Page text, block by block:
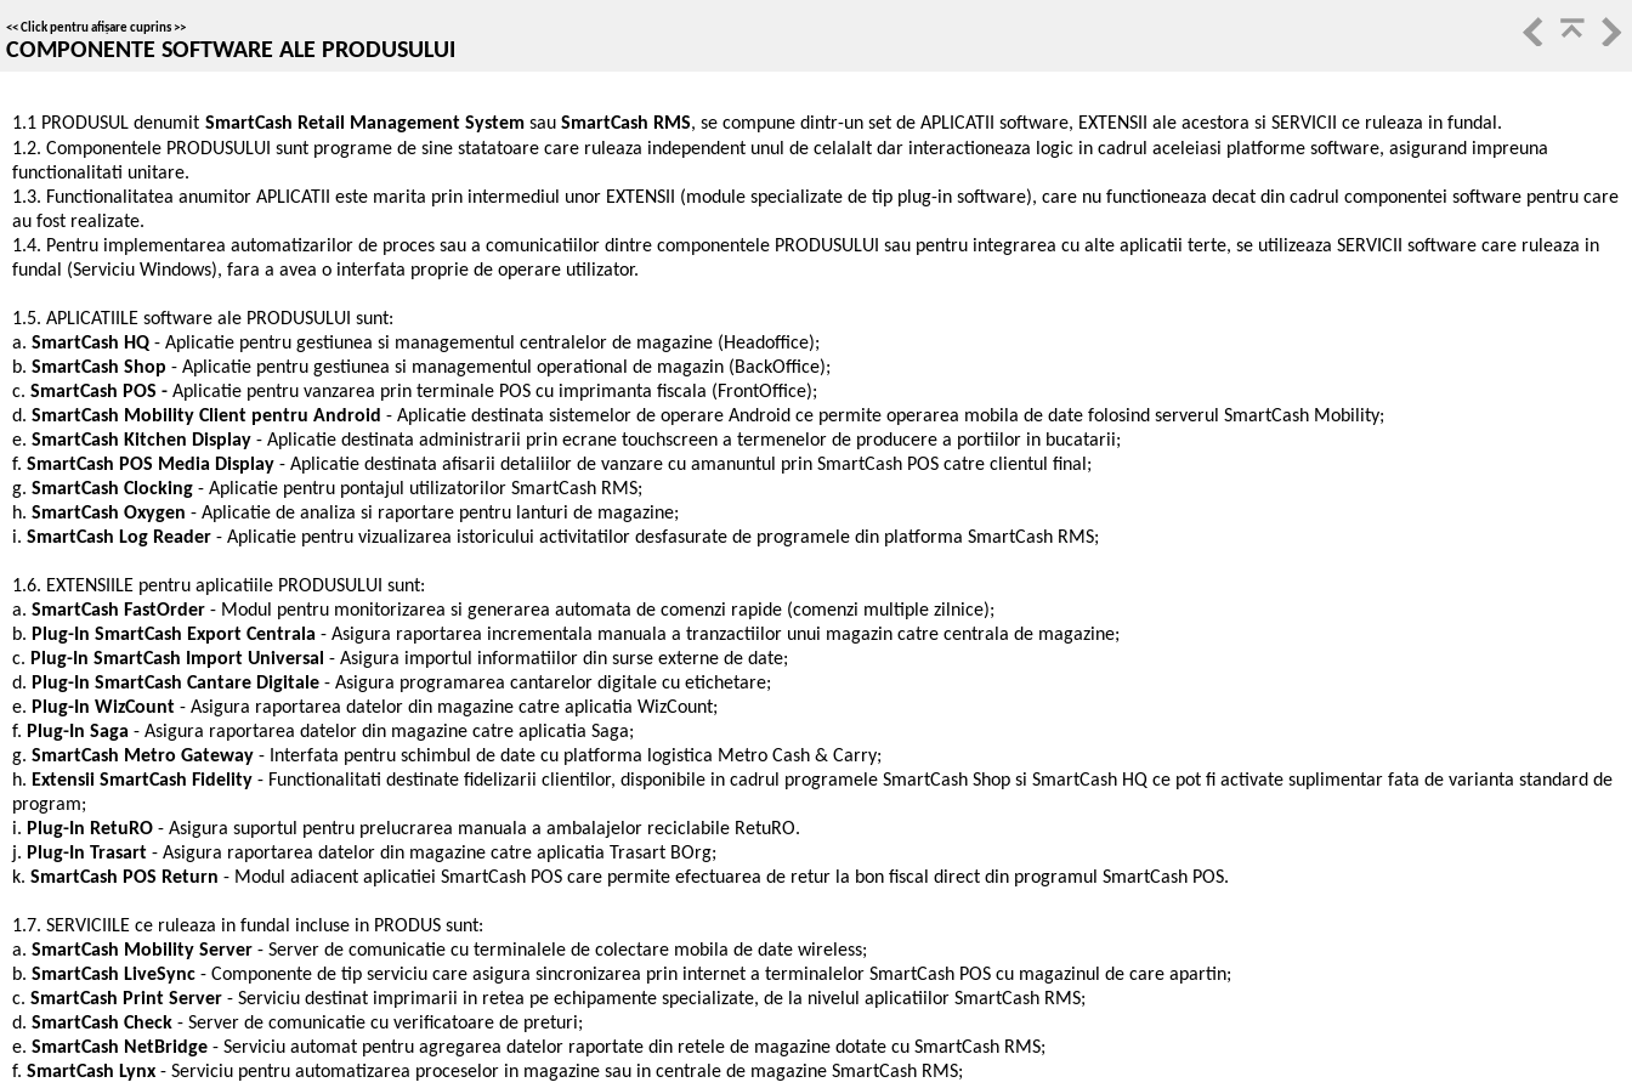
<<Click pentru afișare cuprins >>
COMPONENTE SOFTWARE ALE PRODUSULUI
1.1 PRODUSUL denumit SmartCash Retail Management System sau SmartCash RMS, se compune dintr-un set de APLICATII software, EXTENSII ale acestora si SERVICII ce ruleaza in fundal.
1.2. Componentele PRODUSULUI sunt programe de sine statatoare care ruleaza independent unul de celalalt dar interactioneaza logic in cadrul aceleiasi platforme software, asigurand impreuna
functionalitati unitare.
1.3. Functionalitatea anumitor APLICATII este marita prin intermediul unor EXTENSII (module specializate de tip plug-in software), care nu functioneaza decat din cadrul componentei software pentru care
au fost realizate.
1.4. Pentru implementarea automatizarilor de proces sau a comunicatiilor dintre componentele PRODUSULUI sau pentru integrarea cu alte aplicatii terte, se utilizeaza SERVICII software care ruleaza in
fundal (Serviciu Windows), fara a avea o interfata proprie de operare utilizator.
1.5. APLICATIILE software ale PRODUSULUI sunt:
a. SmartCash HQ - Aplicatie pentru gestiunea si managementul centralelor de magazine (Headoffice);
b. SmartCash Shop - Aplicatie pentru gestiunea si managementul operational de magazin (BackOffice);
c. SmartCash POS - Aplicatie pentru vanzarea prin terminale POS cu imprimanta fiscala (FrontOffice);
d. SmartCash Mobility Client pentru Android - Aplicatie destinata sistemelor de operare Android ce permite operarea mobila de date folosind serverul SmartCash Mobility;
e. SmartCash Kitchen Display - Aplicatie destinata administrarii prin ecrane touchscreen a termenelor de producere a portiilor in bucatarii;
f. SmartCash POS Media Display - Aplicatie destinata afisarii detaliilor de vanzare cu amanuntul prin SmartCash POS catre clientul final;
g. SmartCash Clocking - Aplicatie pentru pontajul utilizatorilor SmartCash RMS;
h. SmartCash Oxygen - Aplicatie de analiza si raportare pentru lanturi de magazine;
i. SmartCash Log Reader - Aplicatie pentru vizualizarea istoricului activitatilor desfasurate de programele din platforma SmartCash RMS;
1.6. EXTENSIILE pentru aplicatiile PRODUSULUI sunt:
a. SmartCash FastOrder - Modul pentru monitorizarea si generarea automata de comenzi rapide (comenzi multiple zilnice);
b. Plug-In SmartCash Export Centrala - Asigura raportarea incrementala manuala a tranzactiilor unui magazin catre centrala de magazine;
c. Plug-In SmartCash Import Universal - Asigura importul informatiilor din surse externe de date;
d. Plug-In SmartCash Cantare Digitale - Asigura programarea cantarelor digitale cu etichetare;
e. Plug-In WizCount - Asigura raportarea datelor din magazine catre aplicatia WizCount;
f. Plug-In Saga - Asigura raportarea datelor din magazine catre aplicatia Saga;
g. SmartCash Metro Gateway - Interfata pentru schimbul de date cu platforma logistica Metro Cash & Carry;
h. Extensii SmartCash Fidelity - Functionalitati destinate fidelizarii clientilor, disponibile in cadrul programele SmartCash Shop si SmartCash HQ ce pot fi activate suplimentar fata de varianta standard de
program;
i. Plug-In RetuRO - Asigura suportul pentru prelucrarea manuala a ambalajelor reciclabile RetuRO.
j. Plug-In Trasart - Asigura raportarea datelor din magazine catre aplicatia Trasart BOrg;
k. SmartCash POS Return - Modul adiacent aplicatiei SmartCash POS care permite efectuarea de retur la bon fiscal direct din programul SmartCash POS.
1.7. SERVICIILE ce ruleaza in fundal incluse in PRODUS sunt:
a. SmartCash Mobility Server - Server de comunicatie cu terminalele de colectare mobila de date wireless;
b. SmartCash LiveSync - Componente de tip serviciu care asigura sincronizarea prin internet a terminalelor SmartCash POS cu magazinul de care apartin;
c. SmartCash Print Server - Serviciu destinat imprimarii in retea pe echipamente specializate, de la nivelul aplicatiilor SmartCash RMS;
d. SmartCash Check - Server de comunicatie cu verificatoare de preturi;
e. SmartCash NetBridge - Serviciu automat pentru agregarea datelor raportate din retele de magazine dotate cu SmartCash RMS;
f. SmartCash Lynx - Serviciu pentru automatizarea proceselor in magazine sau in centrale de magazine SmartCash RMS;